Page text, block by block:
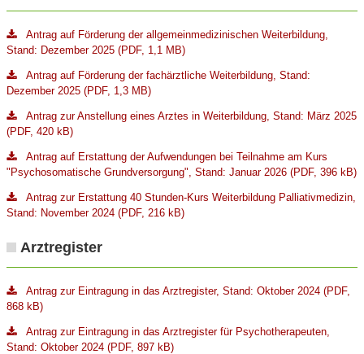
Antrag auf Förderung der allgemeinmedizinischen Weiterbildung,
Stand: Dezember 2025 (PDF, 1,1 MB)
Antrag auf Förderung der fachärztliche Weiterbildung, Stand:
Dezember 2025 (PDF, 1,3 MB)
Antrag zur Anstellung eines Arztes in Weiterbildung, Stand: März 2025
(PDF, 420 kB)
Antrag auf Erstattung der Aufwendungen bei Teilnahme am Kurs
"Psychosomatische Grundversorgung", Stand: Januar 2026 (PDF, 396 kB)
Antrag zur Erstattung 40 Stunden-Kurs Weiterbildung Palliativmedizin,
Stand: November 2024 (PDF, 216 kB)
Arztregister
Antrag zur Eintragung in das Arztregister, Stand: Oktober 2024 (PDF,
868 kB)
Antrag zur Eintragung in das Arztregister für Psychotherapeuten,
Stand: Oktober 2024 (PDF, 897 kB)